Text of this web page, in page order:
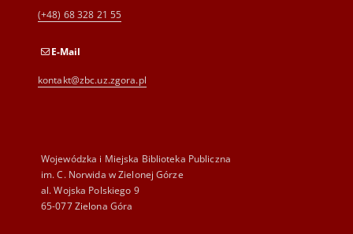
(+48) 68 328 21 55
E-Mail
kontakt@zbc.uz.zgora.pl
Wojewódzka i Miejska Biblioteka Publiczna
im. C. Norwida w Zielonej Górze
al. Wojska Polskiego 9
65-077 Zielona Góra